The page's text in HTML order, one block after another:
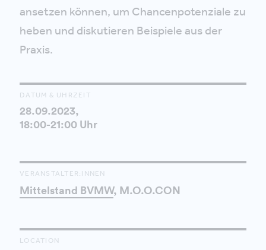
ansetzen können, um Chancenpotenziale zu
heben und diskutieren Beispiele aus der
Praxis.
DATUM & UHRZEIT
28.09.2023,
18:00-21:00 Uhr
VERANSTALTER:INNEN
Mittelstand BVMW, M.O.O.CON
LOCATION